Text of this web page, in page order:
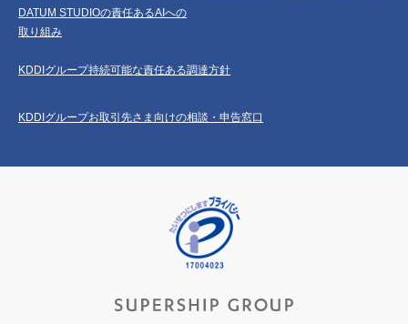
DATUM STUDIOの責任あるAIへの
取り組み
KDDIグループ持続可能な責任ある調達方針
KDDIグループお取引先さま向けの相談・申告窓口